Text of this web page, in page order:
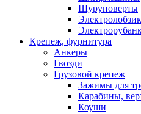
Шуруповерты
Крепеж, фурнитура
Анкеры
Гвозди
Грузовой крепеж
Зажимы для
Карабины,
Коуши